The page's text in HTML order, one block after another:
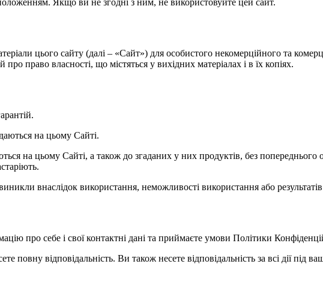
Якщо ви не згодні з ним, не використовуйте цей сайт.
цього сайту (далі – «Сайт») для особистого некомерційного та
право власності, що містяться у вихідних матеріалах і в їх копіях.
на цьому Сайті.
на цьому Сайті, а також до згаданих у них продуктів, без
внаслідок використання, неможливості використання або
про себе і свої контактні дані та приймаєте умови Політики
повну відповідальність. Ви також несете відповідальність за всі дії під